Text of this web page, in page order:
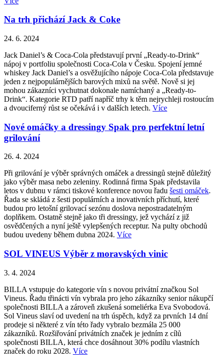
Na trh přichází Jack & Coke
24. 6. 2024
Jack Daniel’s & Coca-Cola představují první „Ready-to-Drink“
nápoj v portfoliu společnosti Coca-Cola v Česku. Spojení jemné
whiskey Jack Daniel’s a osvěžujícího nápoje Coca-Cola představuje
jeden z nejpopulárnějších barových mixů na světě. Nově si jej
mohou zákazníci vychutnat dokonale namíchaný a „Ready-to-
Drink“. Kategorie RTD patří napříč trhy k těm nejrychleji rostoucím
a dvouciferný růst se očekává i v dalších letech. Více
Nové omáčky a dressingy Spak pro perfektní letní
grilování
26. 4. 2024
Při grilování je výběr správných omáček a dressingů stejně důležitý
jako výběr masa nebo zeleniny. Rodinná firma Spak představila
letos v dubnu v rámci tiskové konference novou řadu šesti omáček.
Řada se skládá z šesti populárních a inovativních příchutí, které
budou pro letošní grilovací sezónu doslova nepostradatelným
doplňkem. Ostatně stejně jako tři dressingy, jež vychází z již
osvědčených a nyní ještě vylepšených receptur. Na pulty obchodů
budou uvedeny během dubna 2024. Více
SOL VINEUS Výběr z moravských vinic
3. 4. 2024
BILLA vstupuje do kategorie vín s novou privátní značkou Sol
Vineus. Řadu třinácti vín vybrala pro jeho zákazníky senior nákupčí
společnosti BILLA a zároveň zkušená someliérka Eva Svobodová.
Sol Vineus slaví od uvedení na trh úspěch, když za prvních 14 dní
prodeje si některé z vín této řady vybralo bezmála 25 000
zákazníků. Rozšiřování privátních značek je jedním z cílů
společnosti BILLA, která chce dosáhnout 30% podílu vlastních
značek do roku 2028. Více